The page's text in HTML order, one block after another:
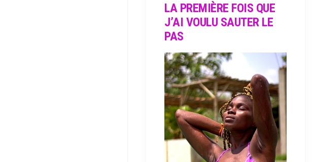
LA PREMIÈRE FOIS QUE
J’AI VOULU SAUTER LE
PAS